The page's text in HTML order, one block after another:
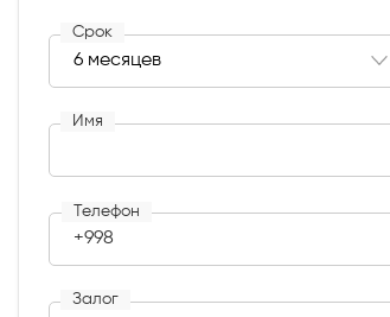
Срок
Имя
Телефон
+998
Залог